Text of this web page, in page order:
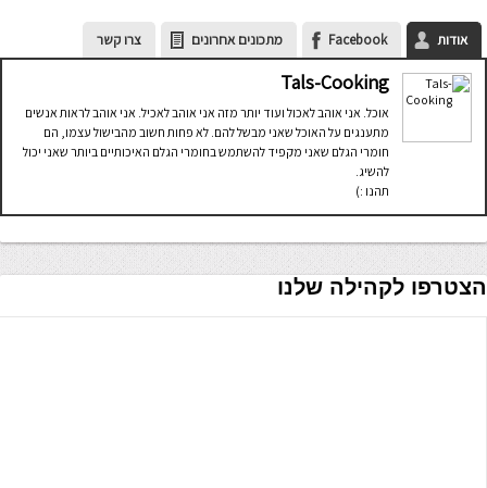
אודות Facebook מתכונים אחרונים צרו קשר
Tals-Cooking
אוכל. אני אוהב לאכול ועוד יותר מזה אני אוהב לאכיל. אני אוהב לראות אנשים
מתענגים על האוכל שאני מבשל להם. לא פחות חשוב מהבישול עצמו, הם
חומרי הגלם שאני מקפיד להשתמש בחומרי הגלם האיכותיים ביותר שאני יכול
להשיג.
תהנו :)
הצטרפו לקהילה שלנו